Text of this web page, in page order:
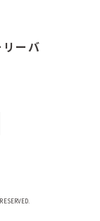
ーバ